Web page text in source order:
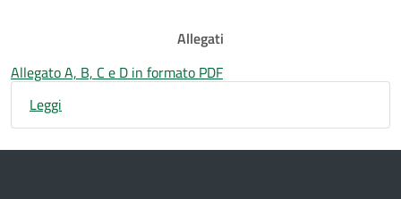
Allegati
Allegato A, B, C e D in formato PDF
Leggi